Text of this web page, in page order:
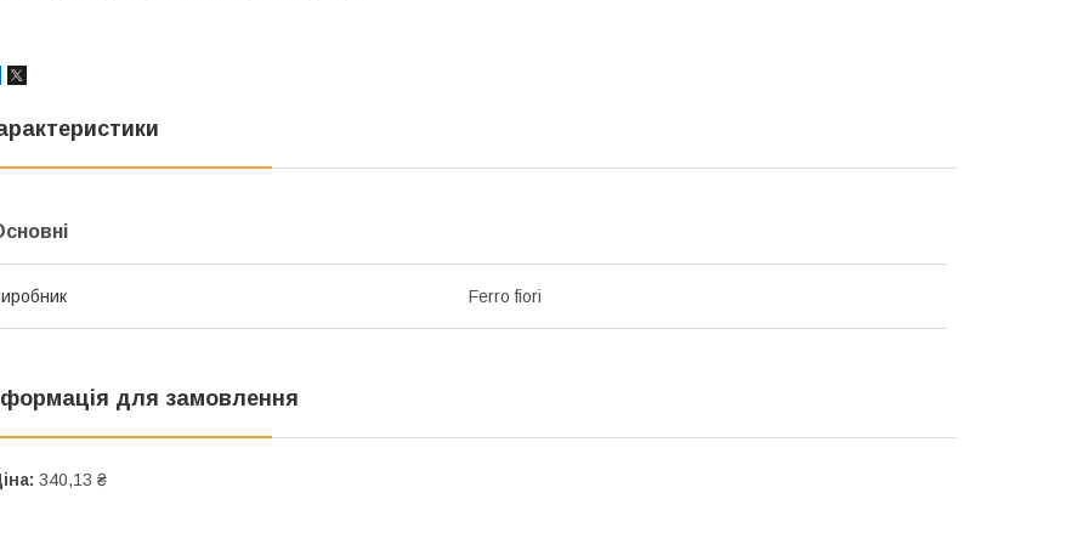
Ferro fiori
для замовлення
340,13 ₴